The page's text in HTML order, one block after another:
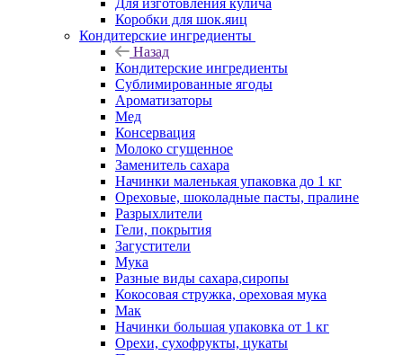
Для изготовления кулича
Коробки для шок.яиц
Кондитерские ингредиенты
Назад
Кондитерские ингредиенты
Сублимированные ягоды
Ароматизаторы
Мед
Консервация
Молоко сгущенное
Заменитель сахара
Начинки маленькая упаковка до 1 кг
Ореховые, шоколадные пасты, пралине
Разрыхлители
Гели, покрытия
Загустители
Мука
Разные виды сахара,сиропы
Кокосовая стружка, ореховая мука
Мак
Начинки большая упаковка от 1 кг
Орехи, сухофрукты, цукаты